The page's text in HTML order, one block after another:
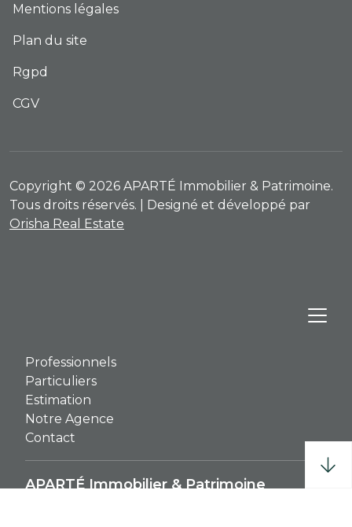
Mentions légales
Plan du site
Rgpd
CGV
Copyright © 2026 APARTÉ Immobilier & Patrimoine.
Tous droits réservés. | Designé et développé par
Orisha Real Estate
Professionnels
Particuliers
Estimation
Notre Agence
Contact
APARTÉ Immobilier & Patrimoine